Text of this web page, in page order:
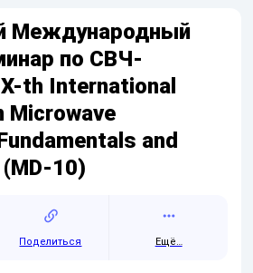
Международный
по СВЧ-
th International
Microwave
and
10)
Поделиться Ещё…